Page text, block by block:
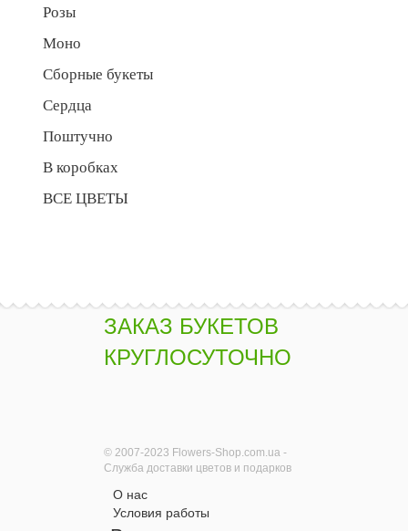
Розы
Моно
Сборные букеты
Сердца
Поштучно
В коробках
ВСЕ ЦВЕТЫ
ЗАКАЗ БУКЕТОВ
КРУГЛОСУТОЧНО
© 2007-2023 Flowers-Shop.com.ua -
Служба доставки цветов и подарков
О нас
Условия работы